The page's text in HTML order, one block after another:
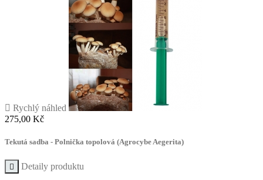
 Rychlý náhled
Cena
275,00 Kč
Tekutá sadba - Polnička topolová (Agrocybe Aegerita)
 Detaily produktu